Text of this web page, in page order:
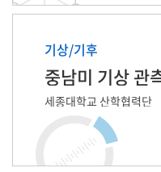
기상/기후
중남미 기상 관
세종대학교 산학협력단